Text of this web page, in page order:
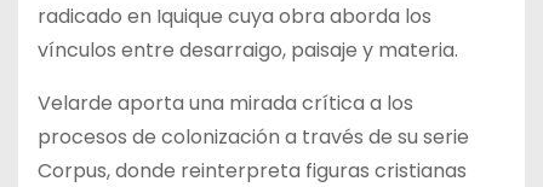
radicado en Iquique cuya obra aborda los
vínculos entre desarraigo, paisaje y materia.
Velarde aporta una mirada crítica a los
procesos de colonización a través de su serie
Corpus, donde reinterpreta figuras cristianas